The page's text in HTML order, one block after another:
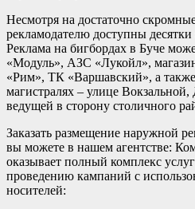
Несмотря на достаточно
рекламодателю доступны
Реклама на бигбордах в Буче
«Модуль», АЗС «Лукойл»,
«Рим», ТК «Варшавский», а
магистралях – улице Вокзальной,
ведущей в сторону столичного
Заказать размещение наружной
вы можете в нашем агентстве:
оказывает полный комплекс
проведению кампаний с
носителей: